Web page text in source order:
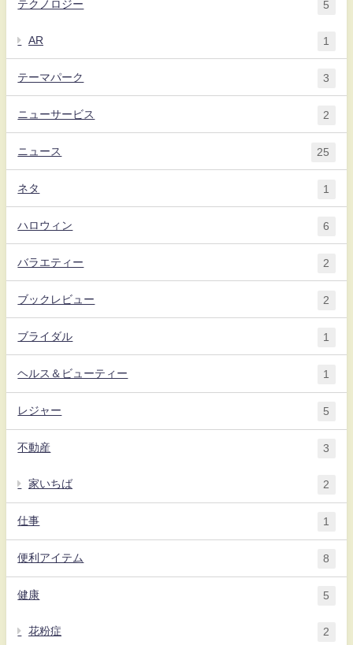
テクノロジー 5
AR 1
テーマパーク 3
ニューサービス 2
ニュース 25
ネタ 1
ハロウィン 6
バラエティー 2
ブックレビュー 2
ブライダル 1
ヘルス＆ビューティー 1
レジャー 5
不動産 3
家いちば 2
仕事 1
便利アイテム 8
健康 5
花粉症 2